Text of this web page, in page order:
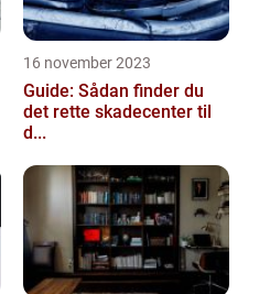
16 november 2023
Guide: Sådan finder du
det rette skadecenter til
d...